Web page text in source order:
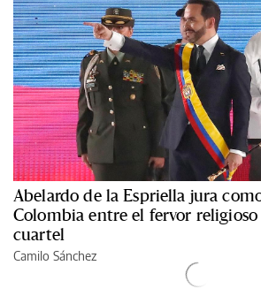
Abelardo de la Espriella jura
Colombia entre el fervor
cuartel
Camilo Sánchez